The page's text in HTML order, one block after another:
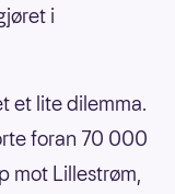
i
et lite dilemma.
foran 70 000
mot Lillestrøm,